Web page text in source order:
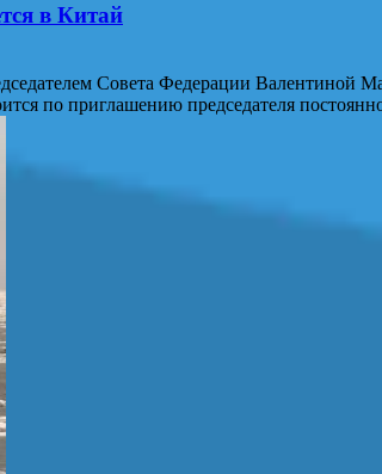
в Китай
Совета Федерации Валентиной
по приглашению председателя